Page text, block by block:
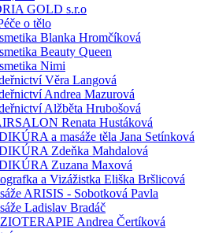
GOLD s.r.o
o tělo
Blanka Hromčíková
Beauty Queen
Nimi
Věra Langová
Andrea Mazurová
Alžběta Hrubošová
Renata Hustáková
a masáže těla Jana Setínková
Zdeňka Mahdalová
Zuzana Maxová
a Vizážistka Eliška Bršlicová
ARISIS - Sobotková Pavla
Ladislav Bradáč
Andrea Čertíková